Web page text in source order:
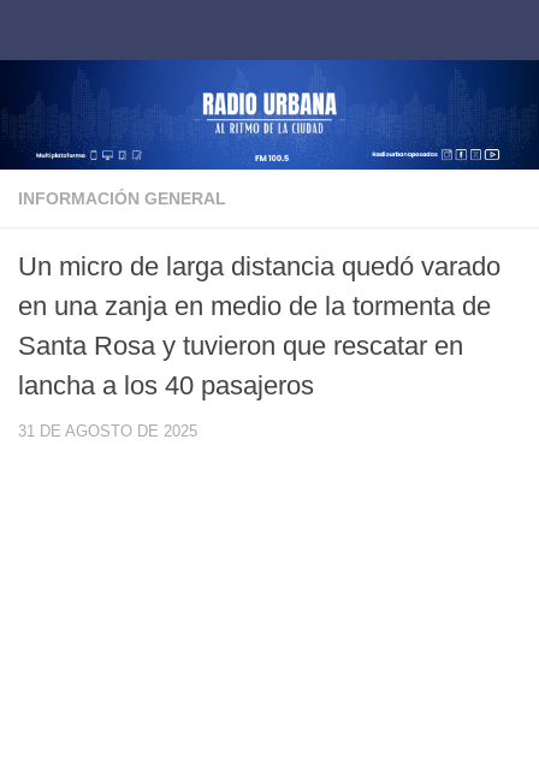
INFORMACIÓN GENERAL
Un micro de larga distancia quedó varado
en una zanja en medio de la tormenta de
Santa Rosa y tuvieron que rescatar en
lancha a los 40 pasajeros
31 DE AGOSTO DE 2025